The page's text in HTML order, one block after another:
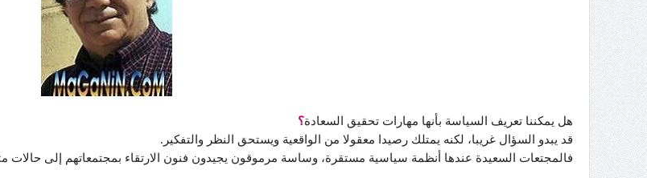
هل يمكننا تعريف السياسة بأنها مهارات تحقيق السعادة؟
قد يبدو السؤال غريبا، لكنه يمتلك رصيدا معقولا من الواقعية ويستحق النظر والتفكير.
فالمجتعات السعيدة عندها أنظمة سياسية مستقرة، وساسة مرموقون يجيدون فنون الارتقاء بمجتمعاتهم إلى حالات